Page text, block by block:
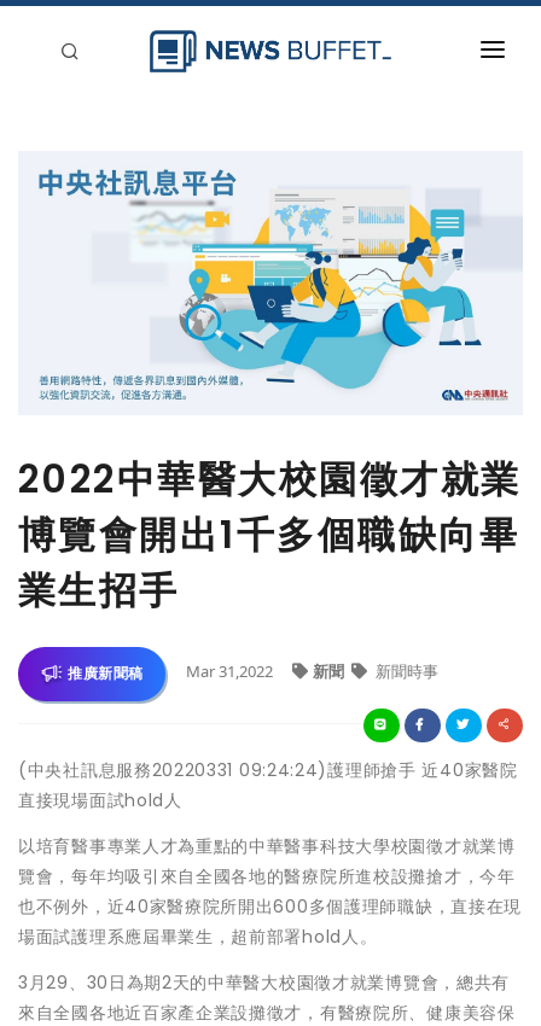
2022中華醫大校園徵才就業
博覽會開出1千多個職缺向畢
業生招手
推廣新聞稿 Mar 31,2022 新聞 新聞時事
(中央社訊息服務20220331 09:24:24)護理師搶手 近40家醫院
直接現場面試hold人
以培育醫事專業人才為重點的中華醫事科技大學校園徵才就業博
覽會，每年均吸引來自全國各地的醫療院所進校設攤搶才，今年
也不例外，近40家醫療院所開出600多個護理師職缺，直接在現
場面試護理系應屆畢業生，超前部署hold人。
3月29、30日為期2天的中華醫大校園徵才就業博覽會，總共有
來自全國各地近百家產企業設攤徵才，有醫療院所、健康美容保